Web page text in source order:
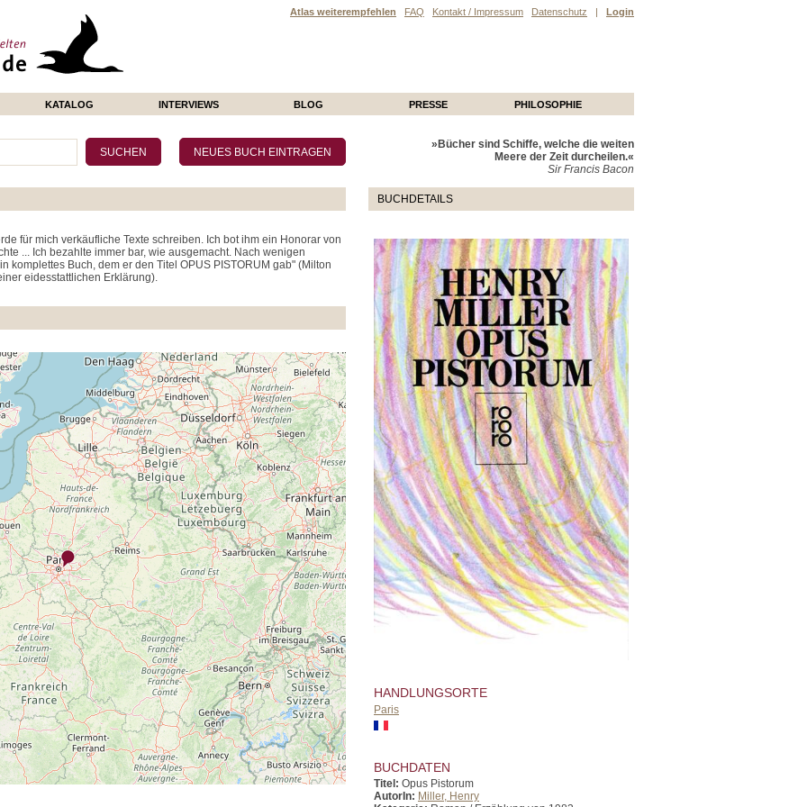
Atlas weiterempfehlen FAQ Kontakt / Impressum Datenschutz | Login
KATALOG INTERVIEWS BLOG PRESSE PHILOSOPHIE
für mich verkäufliche Texte schreiben. Ich bot ihm ein Honorar von
... Ich bezahlte immer bar, wie ausgemacht. Nach wenigen
komplettes Buch, dem er den Titel OPUS PISTORUM gab" (Milton
eidesstattlichen Erklärung).
»Bücher sind Schiffe, welche die weiten
Meere der Zeit durcheilen.«
Sir Francis Bacon
BUCHDETAILS
HANDLUNGSORTE
Paris
BUCHDATEN
Titel: Opus Pistorum
AutorIn: Miller, Henry